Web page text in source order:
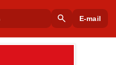
search E-mail